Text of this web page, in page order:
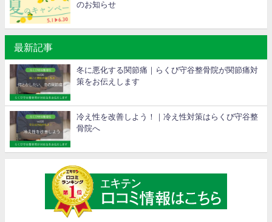
のお知らせ
最新記事
冬に悪化する関節痛｜らくび守谷整骨院が関節痛対
策をお伝えします
冷え性を改善しよう！｜冷え性対策はらくび守谷整
骨院へ